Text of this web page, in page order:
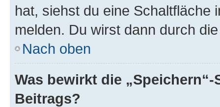
hat, siehst du eine Schaltfläche
melden. Du wirst dann durch
Nach oben
Was bewirkt die
Beitrags?